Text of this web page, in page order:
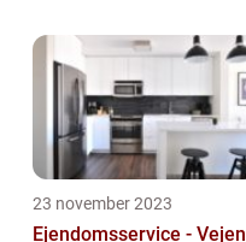
23 november 2023
Ejendomsservice - Vejen